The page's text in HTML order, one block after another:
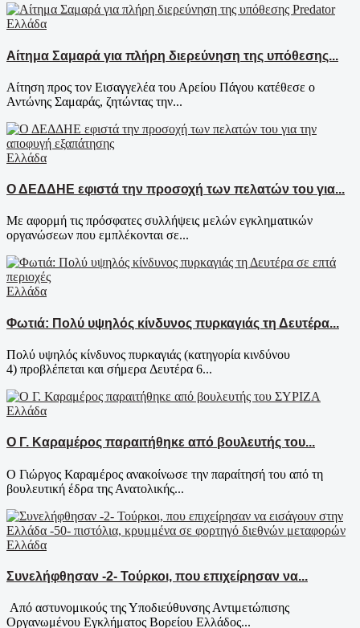
Ελλάδα
Αίτημα Σαμαρά για πλήρη διερεύνηση της υπόθεσης...
Αίτηση προς τον Εισαγγελέα του Αρείου Πάγου κατέθεσε ο
Αντώνης Σαμαράς, ζητώντας την...
Ελλάδα
Ο ΔΕΔΔΗΕ εφιστά την προσοχή των πελατών του για...
Με αφορμή τις πρόσφατες συλλήψεις μελών εγκληματικών
οργανώσεων που εμπλέκονται σε...
Ελλάδα
Φωτιά: Πολύ υψηλός κίνδυνος πυρκαγιάς τη Δευτέρα...
Πολύ υψηλός κίνδυνος πυρκαγιάς (κατηγορία κινδύνου
4) προβλέπεται και σήμερα Δευτέρα 6...
Ελλάδα
Ο Γ. Καραμέρος παραιτήθηκε από βουλευτής του...
Ο Γιώργος Καραμέρος ανακοίνωσε την παραίτησή του από τη
βουλευτική έδρα της Ανατολικής...
Ελλάδα
Συνελήφθησαν -2- Τούρκοι, που επιχείρησαν να...
Από αστυνομικούς της Υποδιεύθυνσης Αντιμετώπισης
Οργανωμένου Εγκλήματος Βορείου Ελλάδος...